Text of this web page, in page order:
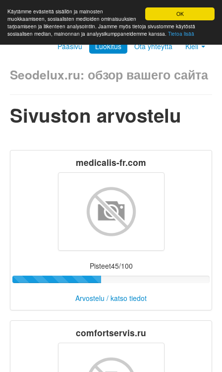
OK
Käytämme evästeitä sisällön ja mainosten
muokkaamiseen, sosiaalisten medioiden ominaisuuksien
tarjoamiseen ja liikenteen analysointiin. Jaamme myös tietoja sivustomme käytöstä
sosiaalisen median, mainonnan ja analyysikumppaneidemme kanssa. Tietoa lisää
Pääsivu Luokitus Ota yhteyttä Kieli
Seodelux.ru: обзор вашего сайта
Sivuston arvostelu
medicalis-fr.com
Pisteet45/100
Arvostelu / katso tiedot
comfortservis.ru